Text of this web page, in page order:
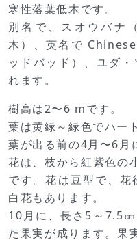
寒性落葉低木です。
別名で、スオウバナ
木）、英名で
ッドバッド）、ユダ
れます。
樹高は2〜6 mです。
葉は黄緑～緑色でハー
葉が出る前の4月〜6月
花は、枝から紅紫色の
です。花は豆型で、花
白花もあります。
10月に、長さ5～7.5
た果実が成ります。果